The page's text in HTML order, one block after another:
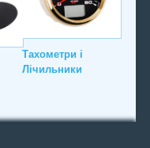
Тахометри і
Лічильники